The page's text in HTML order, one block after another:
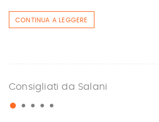
CONTINUA A LEGGERE
Consigliati da Salani